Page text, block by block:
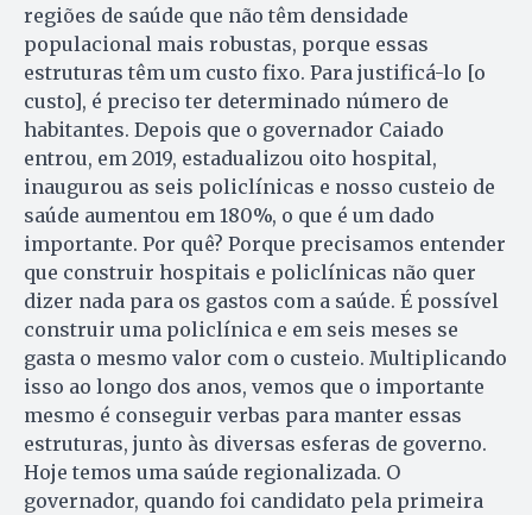
regiões de saúde que não têm densidade
populacional mais robustas, porque essas
estruturas têm um custo fixo. Para justificá-lo [o
custo], é preciso ter determinado número de
habitantes. Depois que o governador Caiado
entrou, em 2019, estadualizou oito hospital,
inaugurou as seis policlínicas e nosso custeio de
saúde aumentou em 180%, o que é um dado
importante. Por quê? Porque precisamos entender
que construir hospitais e policlínicas não quer
dizer nada para os gastos com a saúde. É possível
construir uma policlínica e em seis meses se
gasta o mesmo valor com o custeio. Multiplicando
isso ao longo dos anos, vemos que o importante
mesmo é conseguir verbas para manter essas
estruturas, junto às diversas esferas de governo.
Hoje temos uma saúde regionalizada. O
governador, quando foi candidato pela primeira